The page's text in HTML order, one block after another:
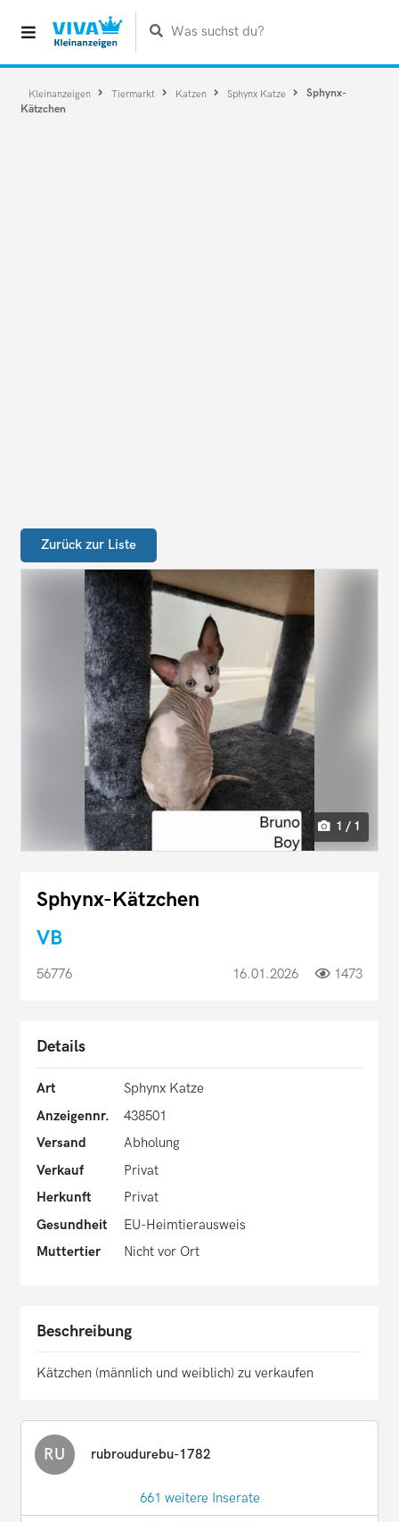
Was suchst du?
Kleinanzeigen Tiermarkt Katzen Sphynx Katze
Sphynx-
Kätzchen
Zurück zur Liste
1 / 1
Sphynx-Kätzchen
VB
56776 16.01.2026 1473
Details
Art
Sphynx Katze
Anzeigennr.
438501
Versand
Abholung
Verkauf
Privat
Herkunft
Privat
Gesundheit
EU-Heimtierausweis
Muttertier
Nicht vor Ort
Beschreibung
Kätzchen (männlich und weiblich) zu verkaufen
RU rubroudurebu-1782
661 weitere Inserate